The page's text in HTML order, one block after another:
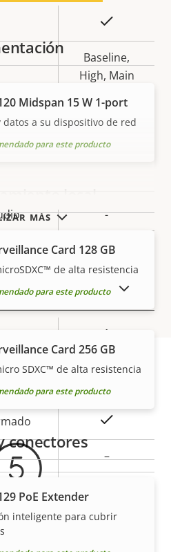
la
Baseline,
High, Main
–
–
de
-
-
la
1
de
la
–
–
MÁS
Midspan 15 W 1-port
datos a su dispositivo de red
para este producto
Card 128 GB
de alta resistencia
para este producto
Card 256 GB
SDXC™ de alta resistencia
para este producto
conectores
PoE Extender
inteligente para cubrir
DESCATALOGADOS